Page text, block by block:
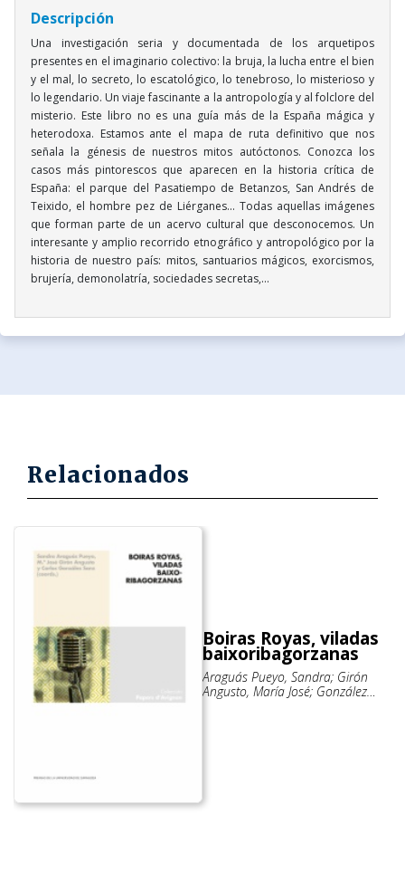
Descripción
Una investigación seria y documentada de los arquetipos
presentes en el imaginario colectivo: la bruja, la lucha entre el bien
y el mal, lo secreto, lo escatológico, lo tenebroso, lo misterioso y
lo legendario. Un viaje fascinante a la antropología y al folclore del
misterio. Este libro no es una guía más de la España mágica y
heterodoxa. Estamos ante el mapa de ruta definitivo que nos
señala la génesis de nuestros mitos autóctonos. Conozca los
casos más pintorescos que aparecen en la historia crítica de
España: el parque del Pasatiempo de Betanzos, San Andrés de
Teixido, el hombre pez de Liérganes... Todas aquellas imágenes
que forman parte de un acervo cultural que desconocemos. Un
interesante y amplio recorrido etnográfico y antropológico por la
historia de nuestro país: mitos, santuarios mágicos, exorcismos,
brujería, demonolatría, sociedades secretas,...
Relacionados
Boiras Royas, viladas
baixoribagorzanas
Araguás Pueyo, Sandra; Girón
Angusto, María José; González